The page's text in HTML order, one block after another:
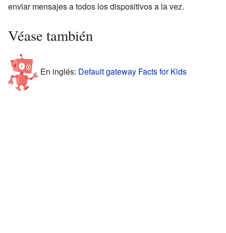
enviar mensajes a todos los dispositivos a la vez.
Véase también
En inglés: Default gateway Facts for Kids